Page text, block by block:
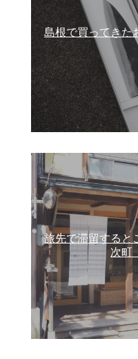
島根で買ってきた
旅先で滞留すると
次町